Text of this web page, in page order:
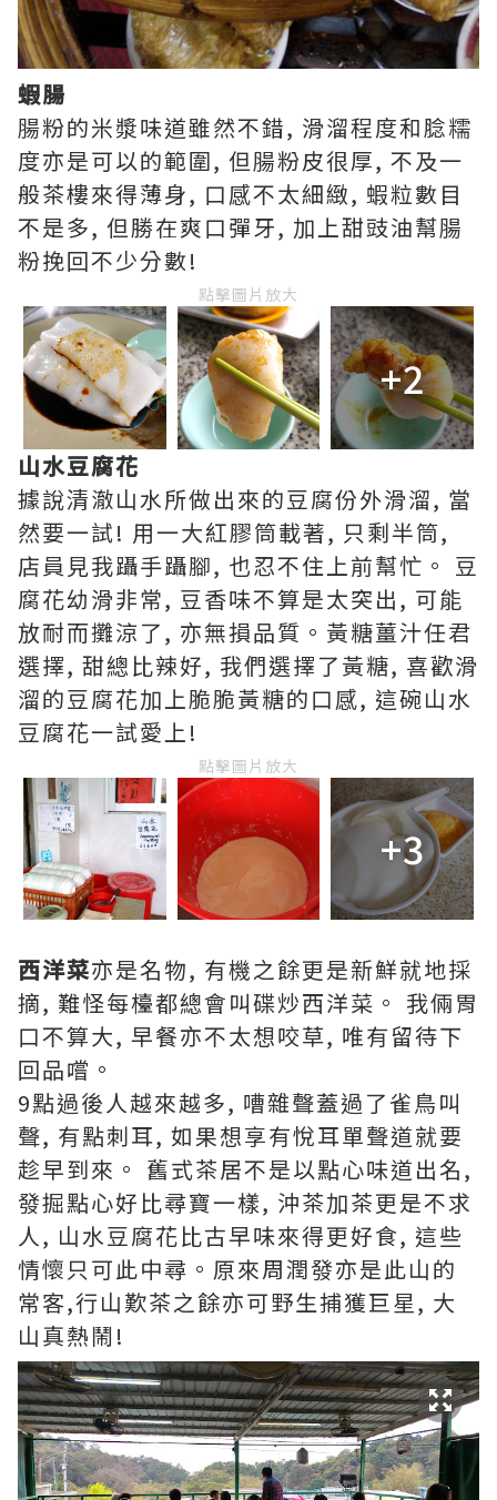
蝦腸
腸粉的米漿味道雖然不錯, 滑溜程度和腍糯
度亦是可以的範圍, 但腸粉皮很厚, 不及一
般茶樓來得薄身, 口感不太細緻, 蝦粒數目
不是多, 但勝在爽口彈牙, 加上甜豉油幫腸
粉挽回不少分數!
點擊圖片放大
+2
山水豆腐花
據說清澈山水所做出來的豆腐份外滑溜, 當
然要一試! 用一大紅膠筒載著, 只剩半筒,
店員見我躡手躡腳, 也忍不住上前幫忙。 豆
腐花幼滑非常, 豆香味不算是太突出, 可能
放耐而攤涼了, 亦無損品質。黃糖薑汁任君
選擇, 甜總比辣好, 我們選擇了黃糖, 喜歡滑
溜的豆腐花加上脆脆黃糖的口感, 這碗山水
豆腐花一試愛上!
點擊圖片放大
+3
西洋菜亦是名物, 有機之餘更是新鮮就地採
摘, 難怪每檯都總會叫碟炒西洋菜。 我倆胃
口不算大, 早餐亦不太想咬草, 唯有留待下
回品嚐。
9點過後人越來越多, 嘈雜聲蓋過了雀鳥叫
聲, 有點刺耳, 如果想享有悅耳單聲道就要
趁早到來。 舊式茶居不是以點心味道出名,
發掘點心好比尋寶一樣, 沖茶加茶更是不求
人, 山水豆腐花比古早味來得更好食, 這些
情懷只可此中尋。原來周潤發亦是此山的
常客,行山歎茶之餘亦可野生捕獲巨星, 大
山真熱鬧!